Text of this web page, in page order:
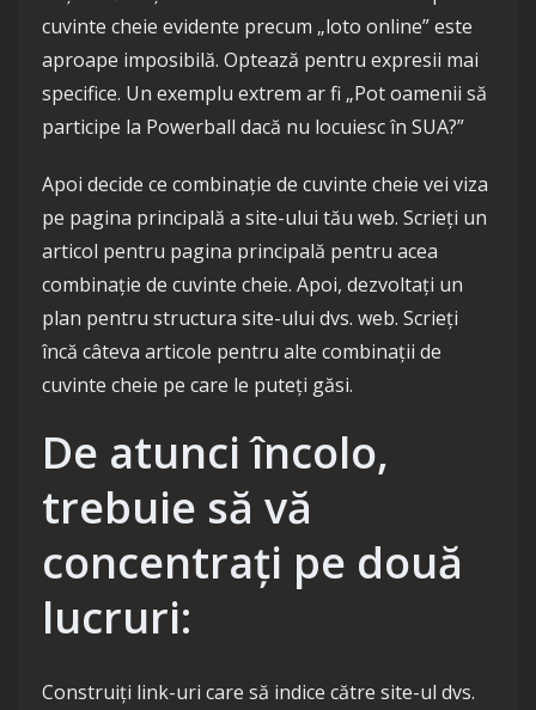
cuvinte cheie evidente precum „loto online” este
aproape imposibilă. Optează pentru expresii mai
specifice. Un exemplu extrem ar fi „Pot oamenii să
participe la Powerball dacă nu locuiesc în SUA?”
Apoi decide ce combinație de cuvinte cheie vei viza
pe pagina principală a site-ului tău web. Scrieți un
articol pentru pagina principală pentru acea
combinație de cuvinte cheie. Apoi, dezvoltați un
plan pentru structura site-ului dvs. web. Scrieți
încă câteva articole pentru alte combinații de
cuvinte cheie pe care le puteți găsi.
De atunci încolo,
trebuie să vă
concentrați pe două
lucruri:
Construiți link-uri care să indice către site-ul dvs.